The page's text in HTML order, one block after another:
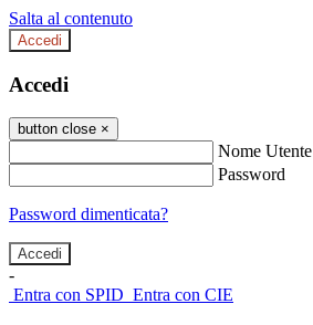
Salta al contenuto
Accedi
Accedi
button close ×
Nome Utente
Password
Password dimenticata?
-
Entra con SPID Entra con CIE